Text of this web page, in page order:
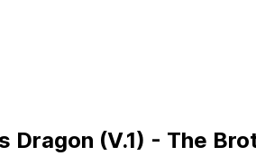
Dragon (V.1) - The